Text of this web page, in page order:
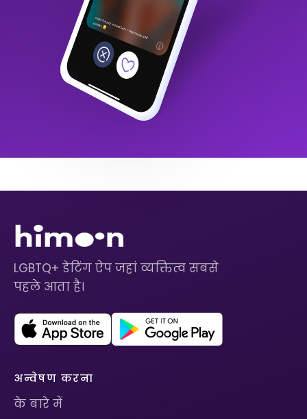
LGBTQ+ डेटिंग ऐप जहां व्यक्तित्व सबसे
पहले आता है।
अन्वेषण करना
के बारे में